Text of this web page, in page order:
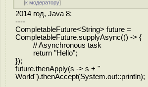
[к модератору]
2014 год, Java 8:
----
CompletableFuture<String> future =
CompletableFuture.supplyAsync(() -> {
// Asynchronous task
return "Hello";
});
future.thenApply(s -> s + "
World").thenAccept(System.out::println);